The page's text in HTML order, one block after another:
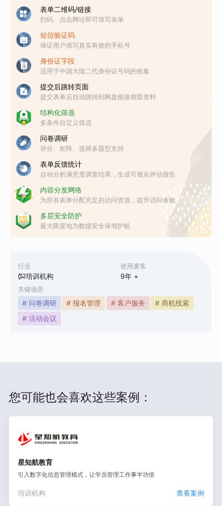
行业
培训机构
使用麦客
9年 +
关键场景
# 问卷调研 # 报名管理 # 客户服务
# 商机线索
# 活动会议
表单二维码/链接
扫码、点击网址即可填写表单
短信验证码
保证用户填写真实有效的手机号
身份证字段
适用于中国大陆二代身份证号码的收集
提交后跳转页面
提交表单后自动跳转到网盘链接领取资料
结构化筛选
多条件自定义筛选
问卷调研
评分、矩阵、选择多题型支持
表单反馈统计
自动分析满意度调查结果，生成可视化评估报告
内容分发网络
为所有表单分配充足的访问资源，提升访问体验
多层安全防护
最大限度地为数据安全保驾护航
您可能也会喜欢这些案例：
星知航教育
引入数字化信息管理模式，让学员管理工作事半功倍
培训机构 查看案例